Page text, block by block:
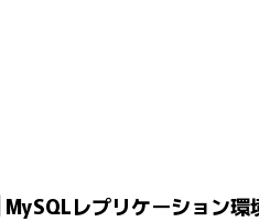
レプリケーション